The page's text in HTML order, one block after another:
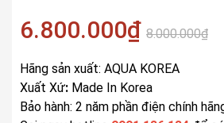
6.800.000₫ 8.000.000₫
Hãng sản xuất: AQUA KOREA
Xuất Xứ: Made In Korea
Bảo hành: 2 năm phần điện chính